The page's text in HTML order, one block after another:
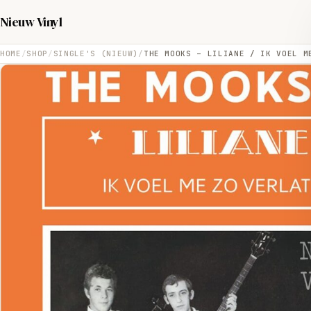
Nieuw Vinyl
HOME SHOP SINGLE'S (NIEUW) THE MOOKS – LILIANE / IK VOEL ME